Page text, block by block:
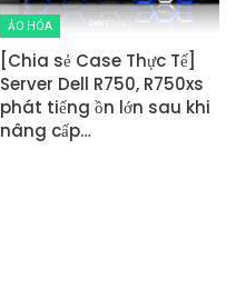
ẢO HÓA
[Chia sẻ Case Thực Tế]
Server Dell R750, R750xs
phát tiếng ồn lớn sau khi
nâng cấp…